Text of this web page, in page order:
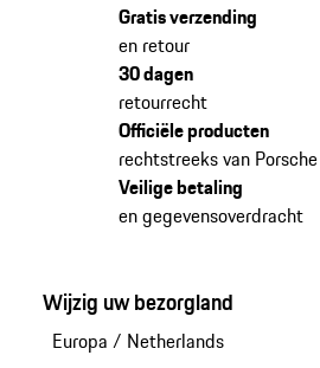
Gratis verzending
en retour
30 dagen
retourrecht
Officiële producten
rechtstreeks van Porsche
Veilige betaling
en gegevensoverdracht
Wijzig uw bezorgland
Europa / Netherlands